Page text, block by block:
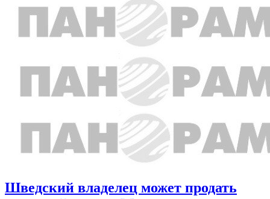
Шведский владелец может продать